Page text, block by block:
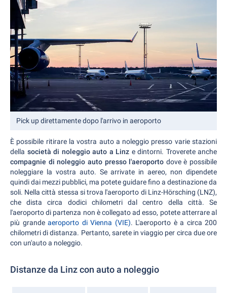
Pick up direttamente dopo l'arrivo in aeroporto
È possibile ritirare la vostra auto a noleggio presso varie stazioni
della società di noleggio auto a Linz e dintorni. Troverete anche
compagnie di noleggio auto presso l'aeroporto dove è possibile
noleggiare la vostra auto. Se arrivate in aereo, non dipendete
quindi dai mezzi pubblici, ma potete guidare fino a destinazione da
soli. Nella città stessa si trova l'aeroporto di Linz-Hörsching (LNZ),
che dista circa dodici chilometri dal centro della città. Se
l'aeroporto di partenza non è collegato ad esso, potete atterrare al
più grande aeroporto di Vienna (VIE). L'aeroporto è a circa 200
chilometri di distanza. Pertanto, sarete in viaggio per circa due ore
con un'auto a noleggio.
Distanze da Linz con auto a noleggio